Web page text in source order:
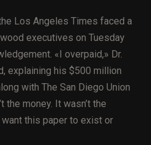
Los Angeles Times faced a
executives on Tuesday
«I overpaid,» Dr.
explaining his $500 million
with The San Diego Union
the money. It wasn’t the
this paper to exist or